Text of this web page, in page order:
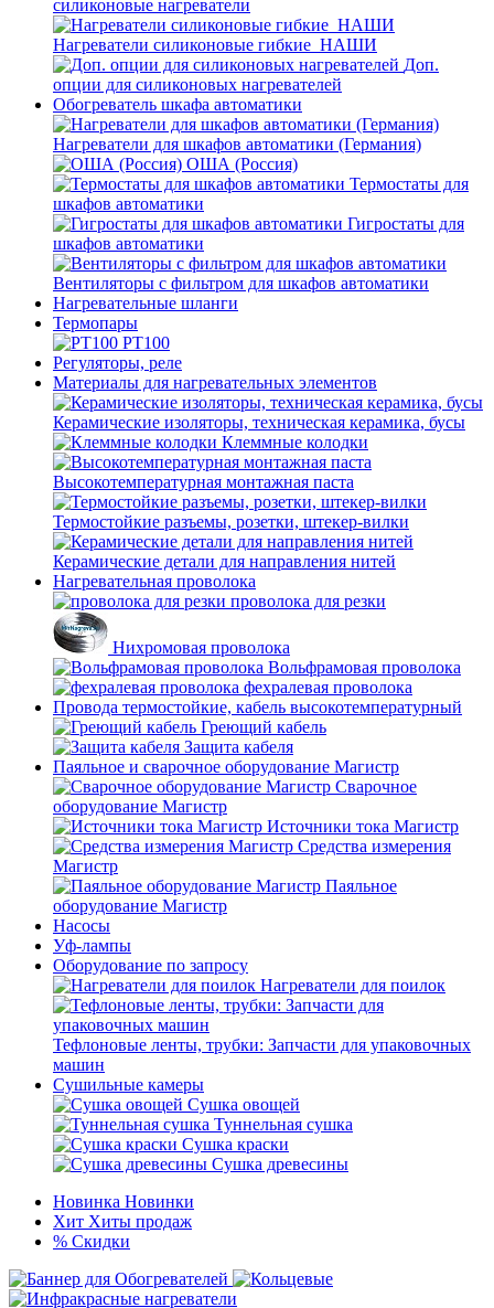
силиконовые нагреватели
Нагреватели силиконовые гибкие_НАШИ
Доп.
опции для силиконовых нагревателей
Обогреватель шкафа автоматики
Нагреватели для шкафов автоматики (Германия)
ОША (Россия)
Термостаты для
шкафов автоматики
Гигростаты для
шкафов автоматики
Вентиляторы с фильтром для шкафов автоматики
Нагревательные шланги
Термопары
PT100
Регуляторы, реле
Материалы для нагревательных элементов
Керамические изоляторы, техническая керамика, бусы
Клеммные колодки
Высокотемпературная монтажная паста
Термостойкие разъемы, розетки, штекер-вилки
Керамические детали для направления нитей
Нагревательная проволока
проволока для резки
Нихромовая проволока
Вольфрамовая проволока
фехралевая проволока
Провода термостойкие, кабель высокотемпературный
Греющий кабель
Защита кабеля
Паяльное и сварочное оборудование Магистр
Сварочное
оборудование Магистр
Источники тока Магистр
Средства измерения
Магистр
Паяльное
оборудование Магистр
Насосы
Уф-лампы
Оборудование по запросу
Нагреватели для поилок
Тефлоновые ленты, трубки: Запчасти для упаковочных
машин
Сушильные камеры
Сушка овощей
Туннельная сушка
Сушка краски
Сушка древесины
Новинка Новинки
Хит Хиты продаж
% Скидки